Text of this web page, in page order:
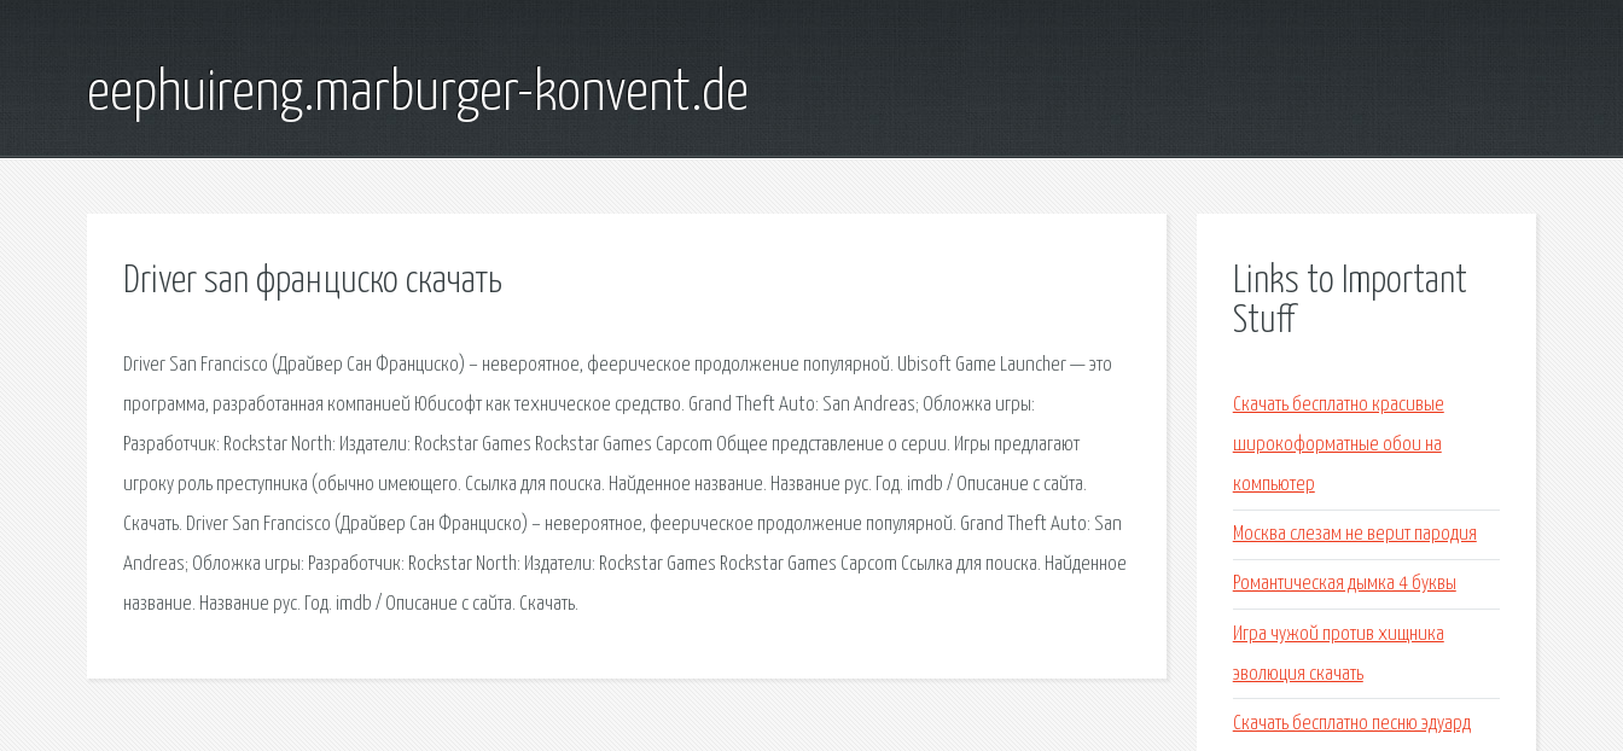
eephuireng.marburger-konvent.de
Driver san франциско скачать
Driver San Francisco (Драйвер Сан Франциско) – невероятное, феерическое продолжение популярной. Ubisoft Game Launcher — это
программа, разработанная компанией Юбисофт как техническое средство. Grand Theft Auto: San Andreas; Обложка игры:
Разработчик: Rockstar North: Издатели: Rockstar Games Rockstar Games Capcom Общее представление о серии. Игры предлагают
игроку роль преступника (обычно имеющего. Ссылка для поиска. Найденное название. Название рус. Год. imdb / Описание с сайта.
Скачать. Driver San Francisco (Драйвер Сан Франциско) – невероятное, феерическое продолжение популярной. Grand Theft Auto: San
Andreas; Обложка игры: Разработчик: Rockstar North: Издатели: Rockstar Games Rockstar Games Capcom Ссылка для поиска. Найденное
название. Название рус. Год. imdb / Описание с сайта. Скачать.
Links to Important
Stuff
Скачать бесплатно красивые
широкоформатные обои на
компьютер
Москва слезам не верит пародия
Романтическая дымка 4 буквы
Игра чужой против хищника
эволюция скачать
Скачать бесплатно песню эдуард